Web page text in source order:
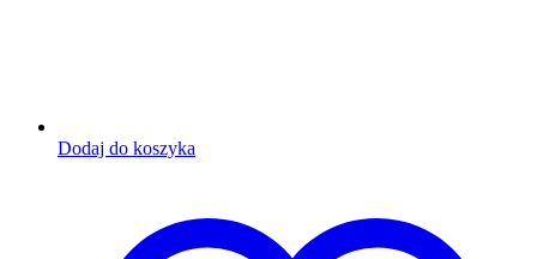
Dodaj do koszyka